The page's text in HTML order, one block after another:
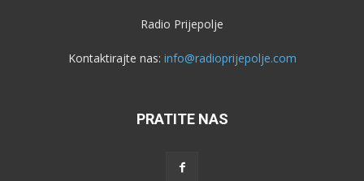
Radio Prijepolje
Kontaktirajte nas: info@radioprijepolje.com
PRATITE NAS